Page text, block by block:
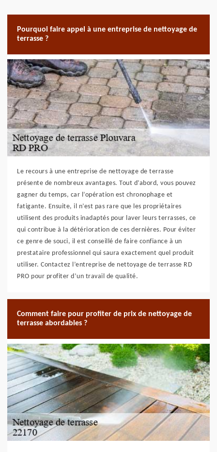
Pourquoi faire appel à une entreprise de nettoyage de
terrasse ?
Le recours à une entreprise de nettoyage de terrasse
présente de nombreux avantages. Tout d’abord, vous pouvez
gagner du temps, car l’opération est chronophage et
fatigante. Ensuite, il n’est pas rare que les propriétaires
utilisent des produits inadaptés pour laver leurs terrasses, ce
qui contribue à la détérioration de ces dernières. Pour éviter
ce genre de souci, il est conseillé de faire confiance à un
prestataire professionnel qui saura exactement quel produit
utiliser. Contactez l’entreprise de nettoyage de terrasse RD
PRO pour profiter d’un travail de qualité.
Comment faire pour profiter de prix de nettoyage de
terrasse abordables ?